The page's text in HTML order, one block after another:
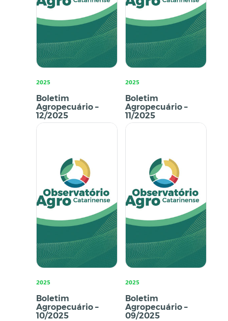
2025
Boletim
Agropecuário –
12/2025
2025
Boletim
Agropecuário –
11/2025
2025
Boletim
Agropecuário –
10/2025
2025
Boletim
Agropecuário –
09/2025